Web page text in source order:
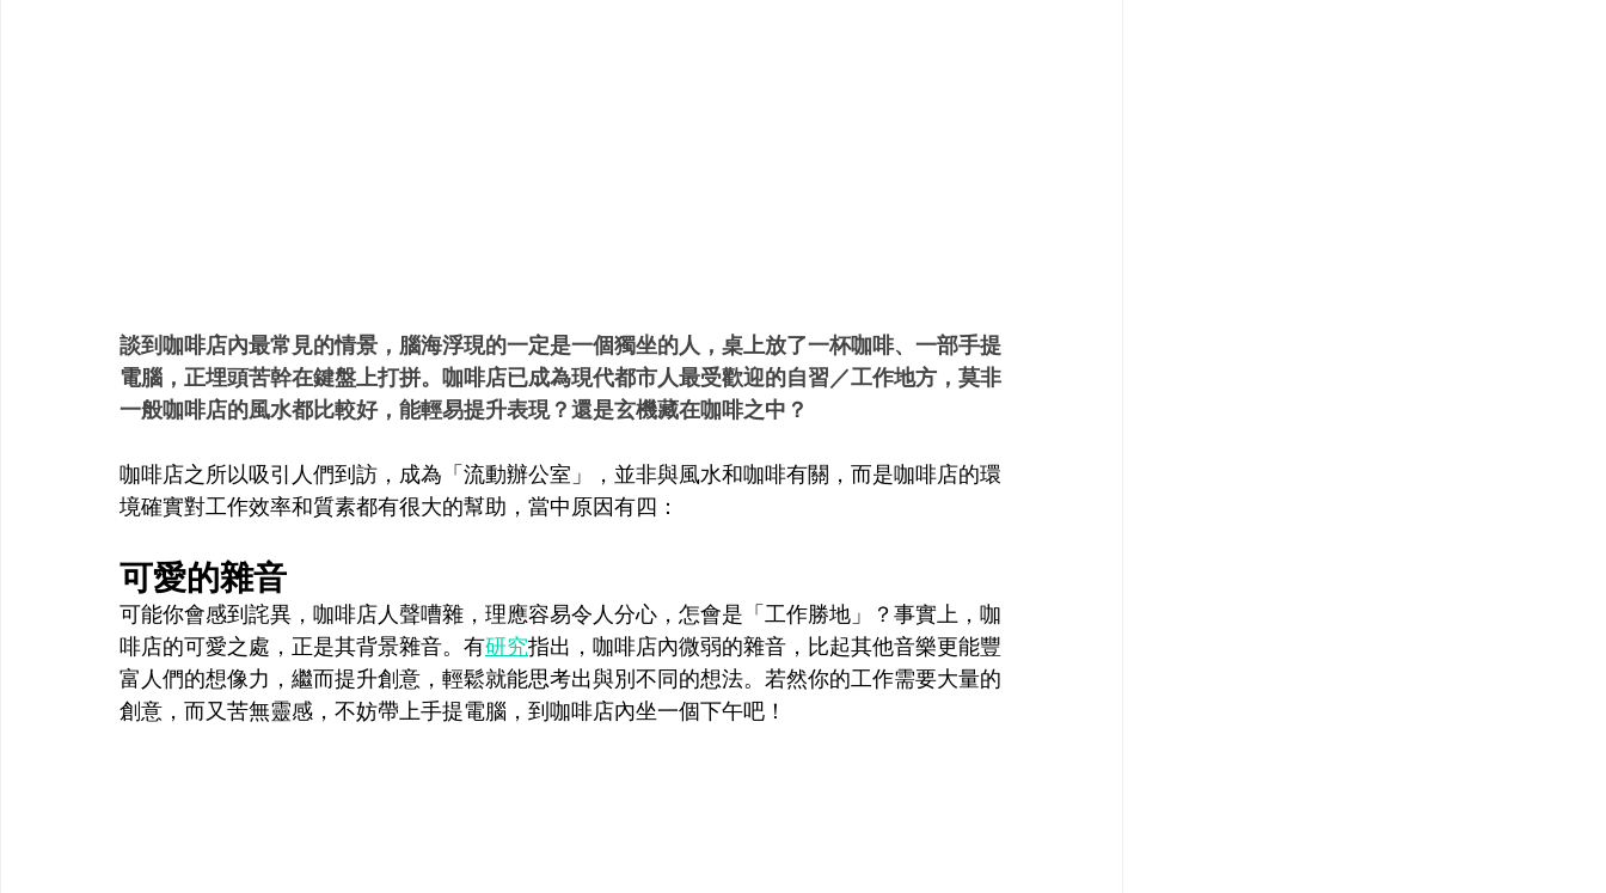
談到咖啡店內最常見的情景，腦海浮現的一定是一個獨坐的人，桌上放了一杯咖啡、一部手提
電腦，正埋頭苦幹在鍵盤上打拼。咖啡店已成為現代都市人最受歡迎的自習／工作地方，莫非
一般咖啡店的風水都比較好，能輕易提升表現？還是玄機藏在咖啡之中？
咖啡店之所以吸引人們到訪，成為「流動辦公室」，並非與風水和咖啡有關，而是咖啡店的環
境確實對工作效率和質素都有很大的幫助，當中原因有四：
可愛的雜音
可能你會感到詫異，咖啡店人聲嘈雜，理應容易令人分心，怎會是「工作勝地」？事實上，咖
啡店的可愛之處，正是其背景雜音。有研究指出，咖啡店內微弱的雜音，比起其他音樂更能豐
富人們的想像力，繼而提升創意，輕鬆就能思考出與別不同的想法。若然你的工作需要大量的
創意，而又苦無靈感，不妨帶上手提電腦，到咖啡店內坐一個下午吧！